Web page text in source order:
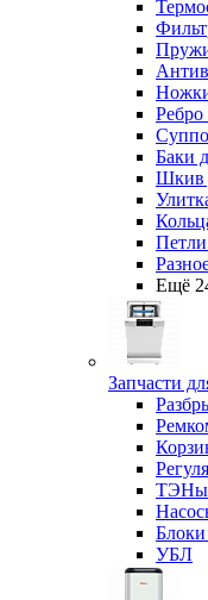
Ребро
Баки
Шкив
Ещё
Запчасти
ТЭНы
УБЛ